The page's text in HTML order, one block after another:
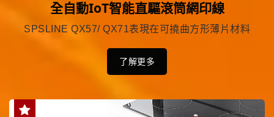
全自動IoT智能直驅滾筒網印線
SPSLINE QX57/ QX71表現在可撓曲方形薄片材料
了解更多